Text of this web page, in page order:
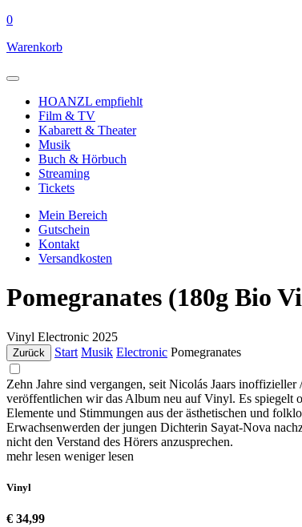
0
Warenkorb
HOANZL empfiehlt
Film & TV
Kabarett & Theater
Musik
Buch & Hörbuch
Streaming
Tickets
Mein Bereich
Gutschein
Kontakt
Versandkosten
Pomegranates (180g Bio
Vinyl Electronic 2025
Zurück Start Musik Electronic Pomegranates
Zehn Jahre sind vergangen, seit Nicolás Jaars
veröffentlichen wir das Album neu auf Vinyl. Es spiegelt
Elemente und Stimmungen aus der ästhetischen und
Erwachsenwerden der jungen Dichterin Sayat-Nova
nicht den Verstand des Hörers anzusprechen.
mehr lesen weniger lesen
Vinyl
€ 34,99